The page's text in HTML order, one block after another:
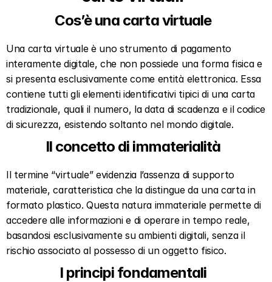
Cos’è una carta virtuale
Una carta virtuale è uno strumento di pagamento
interamente digitale, che non possiede una forma fisica e
si presenta esclusivamente come entità elettronica. Essa
contiene tutti gli elementi identificativi tipici di una carta
tradizionale, quali il numero, la data di scadenza e il codice
di sicurezza, esistendo soltanto nel mondo digitale.
Il concetto di immaterialità
Il termine “virtuale” evidenzia l’assenza di supporto
materiale, caratteristica che la distingue da una carta in
formato plastico. Questa natura immateriale permette di
accedere alle informazioni e di operare in tempo reale,
basandosi esclusivamente su ambienti digitali, senza il
rischio associato al possesso di un oggetto fisico.
I principi fondamentali